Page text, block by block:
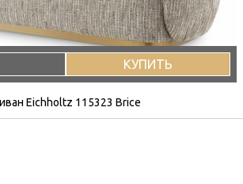
КУПИТЬ
Eichholtz 115323 Brice